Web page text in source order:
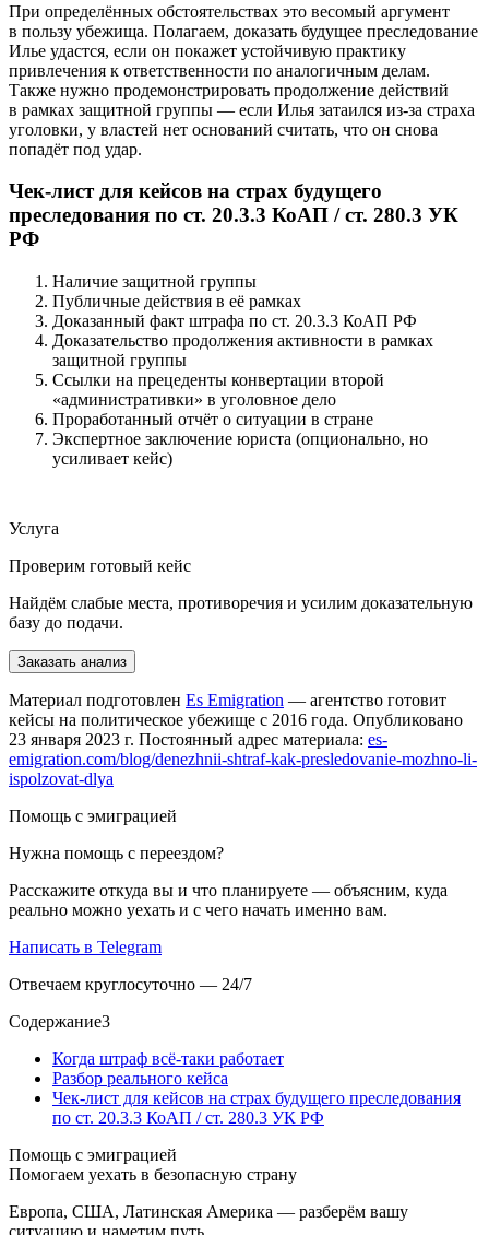
При определённых обстоятельствах это весомый аргумент
в пользу убежища. Полагаем, доказать будущее преследование
Илье удастся, если он покажет устойчивую практику
привлечения к ответственности по аналогичным делам.
Также нужно продемонстрировать продолжение действий
в рамках защитной группы — если Илья затаился из-за страха
уголовки, у властей нет оснований считать, что он снова
попадёт под удар.
Чек-лист для кейсов на страх будущего
преследования по ст. 20.3.3 КоАП / ст. 280.3 УК
РФ
Наличие защитной группы
Публичные действия в её рамках
Доказанный факт штрафа по ст. 20.3.3 КоАП РФ
Доказательство продолжения активности в рамках
защитной группы
Ссылки на прецеденты конвертации второй
«административки» в уголовное дело
Проработанный отчёт о ситуации в стране
Экспертное заключение юриста (опционально, но
усиливает кейс)
Услуга
Проверим готовый кейс
Найдём слабые места, противоречия и усилим доказательную
базу до подачи.
Заказать анализ
Материал подготовлен Es Emigration — агентство готовит
кейсы на политическое убежище с 2016 года. Опубликовано
23 января 2023 г. Постоянный адрес материала: es-
emigration.com/blog/denezhnii-shtraf-kak-presledovanie-mozhno-li-
ispolzovat-dlya
Помощь с эмиграцией
Нужна помощь с переездом?
Расскажите откуда вы и что планируете — объясним, куда
реально можно уехать и с чего начать именно вам.
Написать в Telegram
Отвечаем круглосуточно — 24/7
Содержание3
Когда штраф всё-таки работает
Разбор реального кейса
Чек-лист для кейсов на страх будущего преследования
по ст. 20.3.3 КоАП / ст. 280.3 УК РФ
Помощь с эмиграцией
Помогаем уехать в безопасную страну
Европа, США, Латинская Америка — разберём вашу